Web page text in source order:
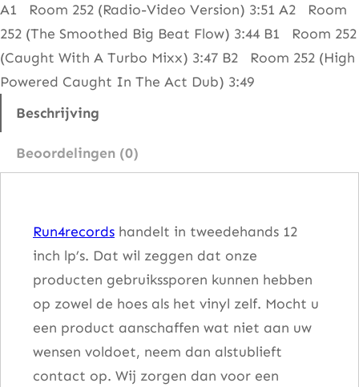
o
k
&
T
e
A1 Room 252 (Radio-Video Version) 3:51 A2 Room
252 (The Smoothed Big Beat Flow) 3:44 B1 Room 252
(Caught With A Turbo Mixx) 3:47 B2 Room 252 (High
Powered Caught In The Act Dub) 3:49
Beschrijving
Beoordelingen (0)
Run4records handelt in tweedehands 12
inch lp’s. Dat wil zeggen dat onze
producten gebruikssporen kunnen hebben
op zowel de hoes als het vinyl zelf. Mocht u
een product aanschaffen wat niet aan uw
wensen voldoet, neem dan alstublieft
contact op. Wij zorgen dan voor een